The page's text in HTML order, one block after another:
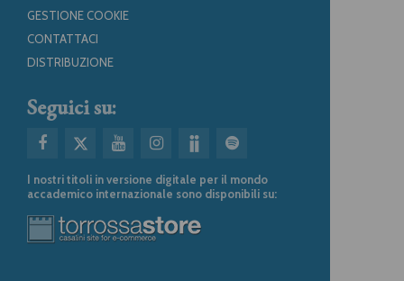
GESTIONE COOKIE
CONTATTACI
DISTRIBUZIONE
Seguici su:
I nostri titoli in versione digitale per il mondo
accademico internazionale sono disponibili su: